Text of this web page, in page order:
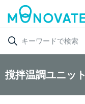
撹拌温調ユニット